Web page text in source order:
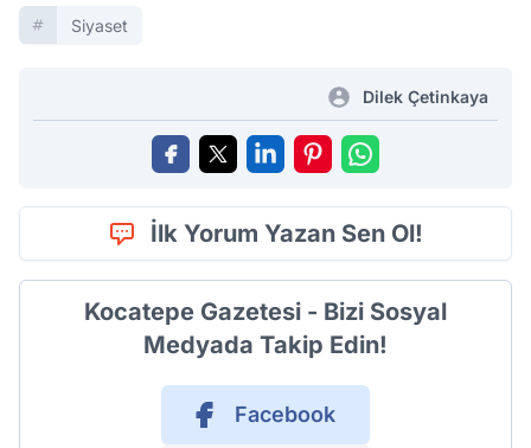
Siyaset
Dilek Çetinkaya
İlk Yorum Yazan Sen Ol!
Kocatepe Gazetesi - Bizi Sosyal
Medyada Takip Edin!
Facebook